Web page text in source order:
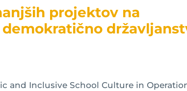
projektov na
and Inclusive School Culture in